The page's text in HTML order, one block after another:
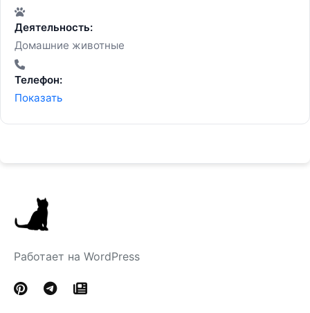
Деятельность:
Домашние животные
Телефон:
Показать
Работает на WordPress